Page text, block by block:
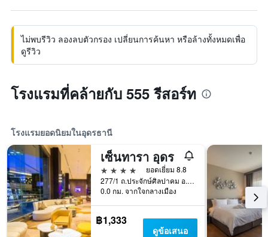
ไม่พบรีวิว ลองลบตัวกรอง เปลี่ยนการค้นหา หรือล้างทั้งหมดเพื่อ
ดูรีวิว
โรงแรมที่คล้ายกับ 555 รีสอร์ท
โรงแรมยอดนิยมในอุดรธานี
เซ็นทารา อุดร
4 ดาว
ยอดเยี่ยม 8.8
277/1 ถ.ประจักษ์ศิลปาคม อ.เมือง, อุดรธานี, ประเทศไทย
0.0 กม. จากใจกลางเมือง
฿1,333
ดูข้อเสนอ